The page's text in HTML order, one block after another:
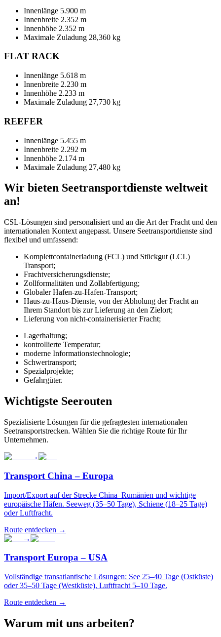
Innenlänge 5.900 m
Innenbreite 2.352 m
Innenhöhe 2.352 m
Maximale Zuladung 28,360 kg
FLAT RACK
Innenlänge 5.618 m
Innenbreite 2.230 m
Innenhöhe 2.233 m
Maximale Zuladung 27,730 kg
REEFER
Innenlänge 5.455 m
Innenbreite 2.292 m
Innenhöhe 2.174 m
Maximale Zuladung 27,480 kg
Wir bieten Seetransportdienste weltweit
an!
CSL-Lösungen sind personalisiert und an die Art der Fracht und den
internationalen Kontext angepasst. Unsere Seetransportdienste sind
flexibel und umfassend:
Komplettcontainerladung (FCL) und Stückgut (LCL)
Transport;
Frachtversicherungsdienste;
Zollformalitäten und Zollabfertigung;
Globaler Hafen-zu-Hafen-Transport;
Haus-zu-Haus-Dienste, von der Abholung der Fracht an
Ihrem Standort bis zur Lieferung an den Zielort;
Lieferung von nicht-containerisierter Fracht;
Lagerhaltung;
kontrollierte Temperatur;
moderne Informationstechnologie;
Schwertransport;
Spezialprojekte;
Gefahrgüter.
Wichtigste Seerouten
Spezialisierte Lösungen für die gefragtesten internationalen
Seetransportstrecken. Wählen Sie die richtige Route für Ihr
Unternehmen.
→
Transport China – Europa
Import/Export auf der Strecke China–Rumänien und wichtige
europäische Häfen. Seeweg (35–50 Tage), Schiene (18–25 Tage)
oder Luftfracht.
Route entdecken →
→
Transport Europa – USA
Vollständige transatlantische Lösungen: See 25–40 Tage (Ostküste)
oder 35–50 Tage (Westküste), Luftfracht 5–10 Tage.
Route entdecken →
Warum mit uns arbeiten?